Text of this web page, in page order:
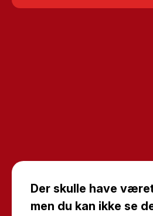
Der skulle have
men du kan ikke se